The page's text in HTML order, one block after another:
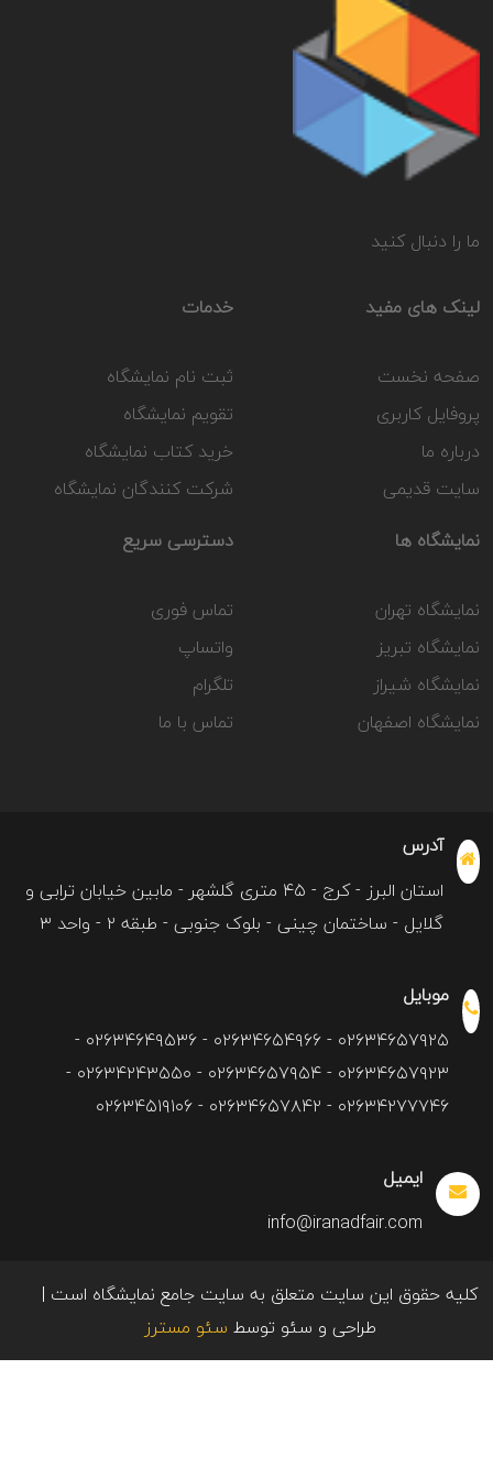
ما را دنبال کنید
لینک های مفید
صفحه نخست
پروفایل کاربری
درباره ما
سایت قدیمی
خدمات
ثبت نام نمایشگاه
تقویم نمایشگاه
خرید کتاب نمایشگاه
شرکت کنندگان نمایشگاه
نمایشگاه ها
نمایشگاه تهران
نمایشگاه تبریز
نمایشگاه شیراز
نمایشگاه اصفهان
دسترسی سریع
تماس فوری
واتساپ
تلگرام
تماس با ما
آدرس
استان البرز - کرج - ۴۵ متری گلشهر - مابین خیابان ترابی و
گلایل - ساختمان چینی - بلوک جنوبی - طبقه ۲ - واحد ۳
موبایل
۰۲۶۳۴۶۵۷۹۲۵ - ۰۲۶۳۴۶۵۴۹۶۶ - ۰۲۶۳۴۶۴۹۵۳۶ -
۰۲۶۳۴۶۵۷۹۲۳ - ۰۲۶۳۴۶۵۷۹۵۴ - ۰۲۶۳۴۲۴۳۵۵۰ -
۰۲۶۳۴۲۷۷۷۴۶ - ۰۲۶۳۴۶۵۷۸۴۲ - ۰۲۶۳۴۵۱۹۱۰۶
ایمیل
info@iranadfair.com
کلیه حقوق این سایت متعلق به سایت جامع نمایشگاه است |
طراحی و سئو توسط سئو مسترز